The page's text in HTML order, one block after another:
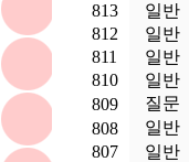
813
일반
812
일반
811
일반
810
일반
809
질문
808
일반
807
일반